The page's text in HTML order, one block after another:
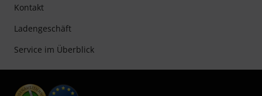
Kontakt
Ladengeschäft
Service im Überblick